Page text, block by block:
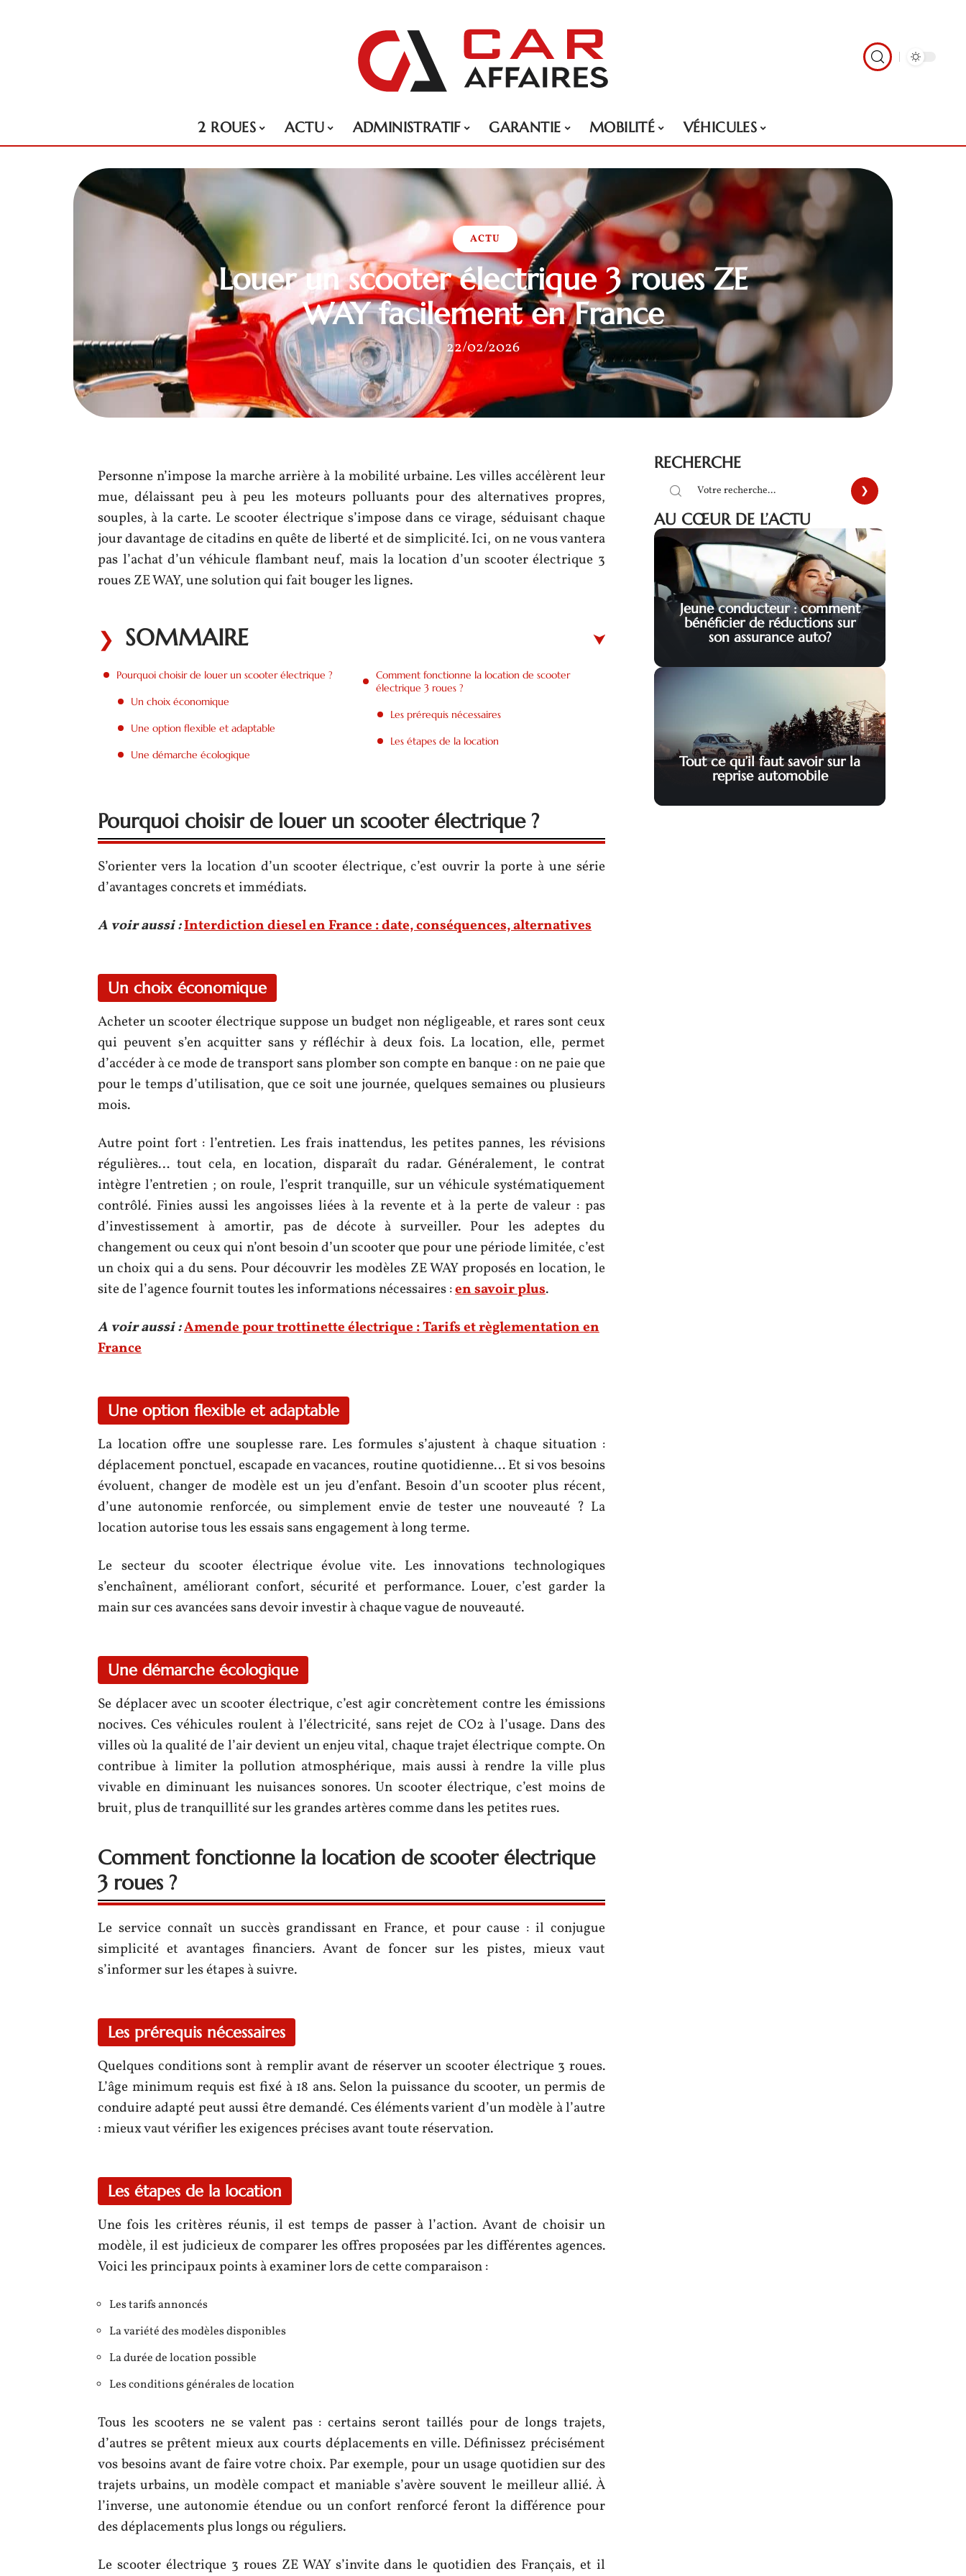
2 ROUES ACTU ADMINISTRATIF GARANTIE MOBILITÉ VÉHICULES
ACTU
Louer un scooter électrique 3 roues ZE
WAY facilement en France
22/02/2026
Personne n’impose la marche arrière à la mobilité urbaine. Les villes accélèrent leur
mue, délaissant peu à peu les moteurs polluants pour des alternatives propres,
souples, à la carte. Le scooter électrique s’impose dans ce virage, séduisant chaque
jour davantage de citadins en quête de liberté et de simplicité. Ici, on ne vous vantera
pas l’achat d’un véhicule flambant neuf, mais la location d’un scooter électrique 3
roues ZE WAY, une solution qui fait bouger les lignes.
SOMMAIRE
Pourquoi choisir de louer un scooter électrique ?
Un choix économique
Une option flexible et adaptable
Une démarche écologique
Comment fonctionne la location de scooter
électrique 3 roues ?
Les prérequis nécessaires
Les étapes de la location
Pourquoi choisir de louer un scooter électrique ?
S’orienter vers la location d’un scooter électrique, c’est ouvrir la porte à une série
d’avantages concrets et immédiats.
A voir aussi :Interdiction diesel en France : date, conséquences, alternatives
Un choix économique
Acheter un scooter électrique suppose un budget non négligeable, et rares sont ceux
qui peuvent s’en acquitter sans y réfléchir à deux fois. La location, elle, permet
d’accéder à ce mode de transport sans plomber son compte en banque : on ne paie que
pour le temps d’utilisation, que ce soit une journée, quelques semaines ou plusieurs
mois.
Autre point fort : l’entretien. Les frais inattendus, les petites pannes, les révisions
régulières… tout cela, en location, disparaît du radar. Généralement, le contrat
intègre l’entretien ; on roule, l’esprit tranquille, sur un véhicule systématiquement
contrôlé. Finies aussi les angoisses liées à la revente et à la perte de valeur : pas
d’investissement à amortir, pas de décote à surveiller. Pour les adeptes du
changement ou ceux qui n’ont besoin d’un scooter que pour une période limitée, c’est
un choix qui a du sens. Pour découvrir les modèles ZE WAY proposés en location, le
site de l’agence fournit toutes les informations nécessaires :en savoir plus.
A voir aussi :Amende pour trottinette électrique : Tarifs et règlementation en
France
Une option flexible et adaptable
La location offre une souplesse rare. Les formules s’ajustent à chaque situation :
déplacement ponctuel, escapade en vacances, routine quotidienne… Et si vos besoins
évoluent, changer de modèle est un jeu d’enfant. Besoin d’un scooter plus récent,
d’une autonomie renforcée, ou simplement envie de tester une nouveauté ? La
location autorise tous les essais sans engagement à long terme.
Le secteur du scooter électrique évolue vite. Les innovations technologiques
s’enchaînent, améliorant confort, sécurité et performance. Louer, c’est garder la
main sur ces avancées sans devoir investir à chaque vague de nouveauté.
Une démarche écologique
Se déplacer avec un scooter électrique, c’est agir concrètement contre les émissions
nocives. Ces véhicules roulent à l’électricité, sans rejet de CO2 à l’usage. Dans des
villes où la qualité de l’air devient un enjeu vital, chaque trajet électrique compte. On
contribue à limiter la pollution atmosphérique, mais aussi à rendre la ville plus
vivable en diminuant les nuisances sonores. Un scooter électrique, c’est moins de
bruit, plus de tranquillité sur les grandes artères comme dans les petites rues.
Comment fonctionne la location de scooter électrique
3 roues ?
Le service connaît un succès grandissant en France, et pour cause : il conjugue
simplicité et avantages financiers. Avant de foncer sur les pistes, mieux vaut
s’informer sur les étapes à suivre.
Les prérequis nécessaires
Quelques conditions sont à remplir avant de réserver un scooter électrique 3 roues.
L’âge minimum requis est fixé à 18 ans. Selon la puissance du scooter, un permis de
conduire adapté peut aussi être demandé. Ces éléments varient d’un modèle à l’autre
: mieux vaut vérifier les exigences précises avant toute réservation.
Les étapes de la location
Une fois les critères réunis, il est temps de passer à l’action. Avant de choisir un
modèle, il est judicieux de comparer les offres proposées par les différentes agences.
Voici les principaux points à examiner lors de cette comparaison :
Les tarifs annoncés
La variété des modèles disponibles
La durée de location possible
Les conditions générales de location
Tous les scooters ne se valent pas : certains seront taillés pour de longs trajets,
d’autres se prêtent mieux aux courts déplacements en ville. Définissez précisément
vos besoins avant de faire votre choix. Par exemple, pour un usage quotidien sur des
trajets urbains, un modèle compact et maniable s’avère souvent le meilleur allié. À
l’inverse, une autonomie étendue ou un confort renforcé feront la différence pour
des déplacements plus longs ou réguliers.
Le scooter électrique 3 roues ZE WAY s’invite dans le quotidien des Français, et il
RECHERCHE
AU CŒUR DE L’ACTU
Jeune conducteur : comment
bénéficier de réductions sur
son assurance auto?
Tout ce qu’il faut savoir sur la
reprise automobile